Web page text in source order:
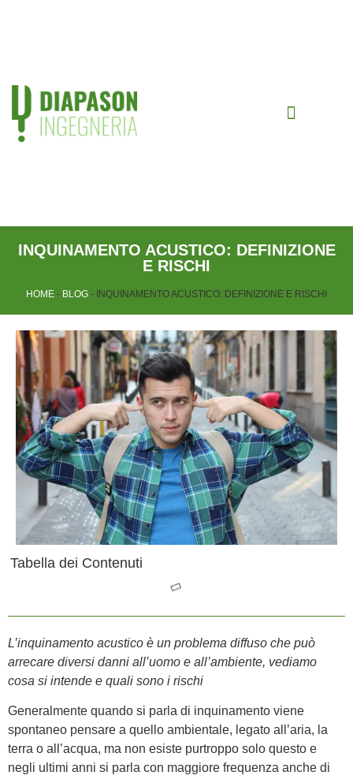
INQUINAMENTO ACUSTICO: DEFINIZIONE
E RISCHI
HOME - BLOG - INQUINAMENTO ACUSTICO: DEFINIZIONE E RISCHI
Tabella dei Contenuti
L’inquinamento acustico è un problema diffuso che può
arrecare diversi danni all’uomo e all’ambiente, vediamo
cosa si intende e quali sono i rischi
Generalmente quando si parla di inquinamento viene
spontaneo pensare a quello ambientale, legato all’aria, la
terra o all’acqua, ma non esiste purtroppo solo questo e
negli ultimi anni si parla con maggiore frequenza anche di